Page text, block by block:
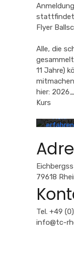
Flyer
Alle, die
11 Jahre)
hier:
Kurs
Mit dem
Laden der
Karte
Sie die
Mehr
erfahren
Karte
laden
Google
Maps
immer
79618
Tel. +49
info@tc-